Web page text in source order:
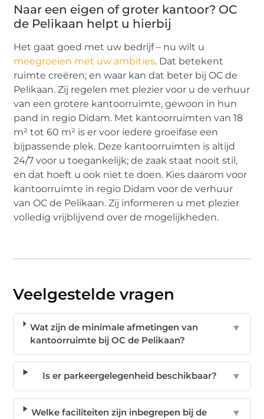
Naar een eigen of groter kantoor? OC
de Pelikaan helpt u hierbij
Het gaat goed met uw bedrijf – nu wilt u
meegroeien met uw ambities. Dat betekent
ruimte creëren; en waar kan dat beter bij OC de
Pelikaan. Zij regelen met plezier voor u de verhuur
van een grotere kantoorruimte, gewoon in hun
pand in regio Didam. Met kantoorruimten van 18
m² tot 60 m² is er voor iedere groeifase een
bijpassende plek. Deze kantoorruimten is altijd
24/7 voor u toegankelijk; de zaak staat nooit stil,
en dat hoeft u ook niet te doen. Kies daarom voor
kantoorruimte in regio Didam voor de verhuur
van OC de Pelikaan. Zij informeren u met plezier
volledig vrijblijvend over de mogelijkheden.
Veelgestelde vragen
Wat zijn de minimale afmetingen van
kantoorruimte bij OC de Pelikaan?
▼
Is er parkeergelegenheid beschikbaar? ▼
Welke faciliteiten zijn inbegrepen bij de ▼